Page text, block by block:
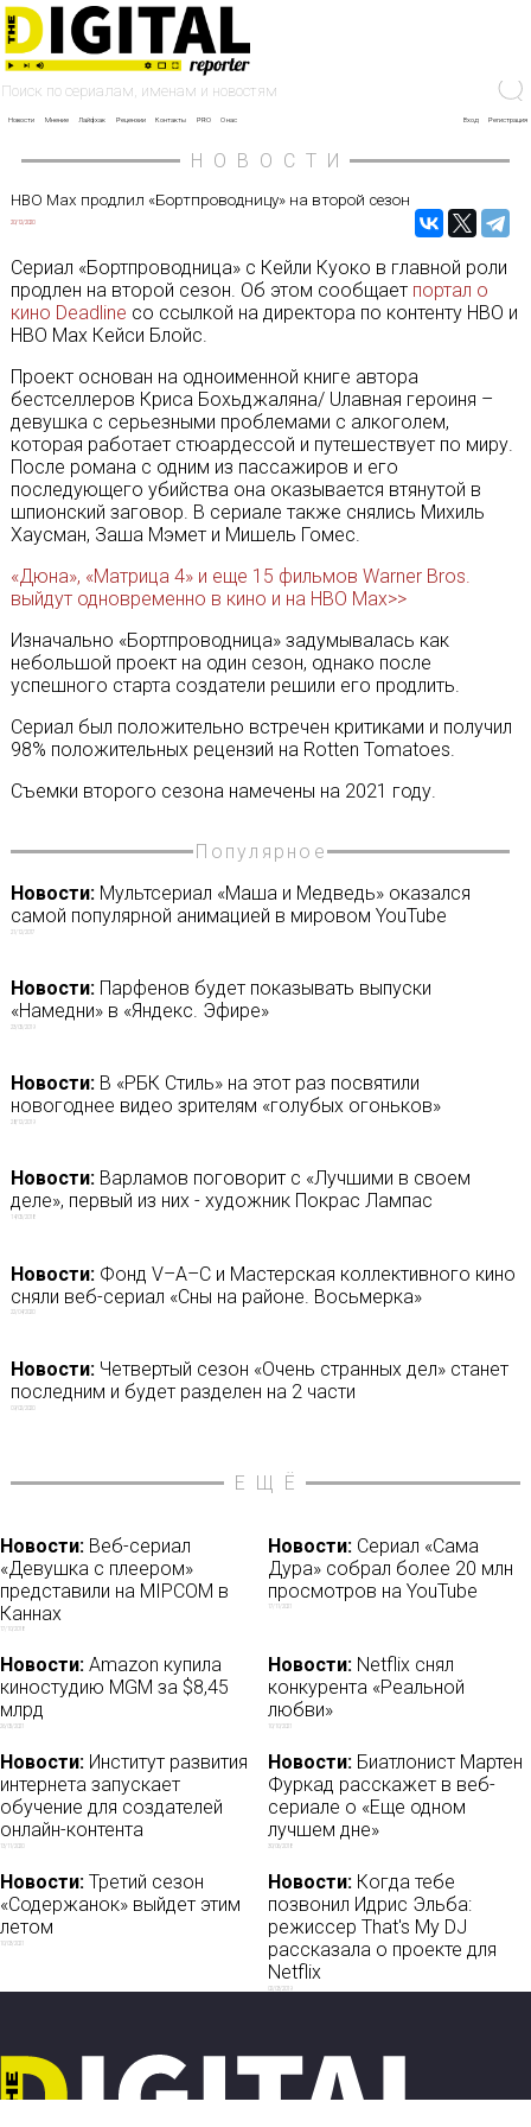
Новости Мнение Лайфхак Рецензии Контакты PRO О нас Вход Регистрация
НОВОСТИ
HBO Max продлил «Бортпроводницу» на второй сезон
20/12/2020
Сериал «Бортпроводница» с Кейли Куоко в главной роли
продлен на второй сезон. Об этом сообщает портал о
кино Deadline со ссылкой на директора по контенту HBO и
HBO Max Кейси Блойс.
Проект основан на одноименной книге автора
бестселлеров Криса Бохьджаляна/ Uлавная героиня –
девушка с серьезными проблемами с алкоголем,
которая работает стюардессой и путешествует по миру.
После романа с одним из пассажиров и его
последующего убийства она оказывается втянутой в
шпионский заговор. В сериале также снялись Михиль
Хаусман, Заша Мэмет и Мишель Гомес.
«Дюна», «Матрица 4» и еще 15 фильмов Warner Bros.
выйдут одновременно в кино и на HBO Max>>
Изначально «Бортпроводница» задумывалась как
небольшой проект на один сезон, однако после
успешного старта создатели решили его продлить.
Сериал был положительно встречен критиками и получил
98% положительных рецензий на Rotten Tomatoes.
Съемки второго сезона намечены на 2021 году.
Популярное
Новости:Мультсериал «Маша и Медведь» оказался
самой популярной анимацией в мировом YouTube
21/12/2017
Новости:Парфенов будет показывать выпуски
«Намедни» в «Яндекс. Эфире»
23/05/2019
Новости:В «РБК Стиль» на этот раз посвятили
новогоднее видео зрителям «голубых огоньков»
28/12/2019
Новости:Варламов поговорит с «Лучшими в своем
деле», первый из них - художник Покрас Лампас
14/05/2018
Новости:Фонд V–A–C и Мастерская коллективного кино
сняли веб-сериал «Сны на районе. Восьмерка»
22/04/2020
Новости:Четвертый сезон «Очень странных дел» станет
последним и будет разделен на 2 части
09/02/2020
ЕЩЁ
Новости: Веб-сериал
«Девушка с плеером»
представили на MIPCOM в
Каннах
17/10/2018
Новости: Сериал «Сама
Дура» собрал более 20 млн
просмотров на YouTube
17/11/2021
Новости: Amazon купила
киностудию MGM за $8,45
млрд
26/05/2021
Новости: Netflix снял
конкурента «Реальной
любви»
10/10/2021
Новости: Институт развития
интернета запускает
обучение для создателей
онлайн-контента
13/11/2020
Новости: Биатлонист Мартен
Фуркад расскажет в веб-
сериале о «Еще одном
лучшем дне»
30/06/2018
Новости: Третий сезон
«Содержанок» выйдет этим
летом
10/03/2021
Новости: Когда тебе
позвонил Идрис Эльба:
режиссер That's My DJ
рассказала о проекте для
Netflix
02/03/2019